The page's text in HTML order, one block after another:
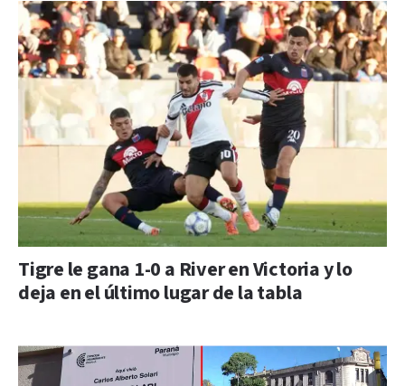
Tigre le gana 1-0 a River en Victoria y lo
deja en el último lugar de la tabla